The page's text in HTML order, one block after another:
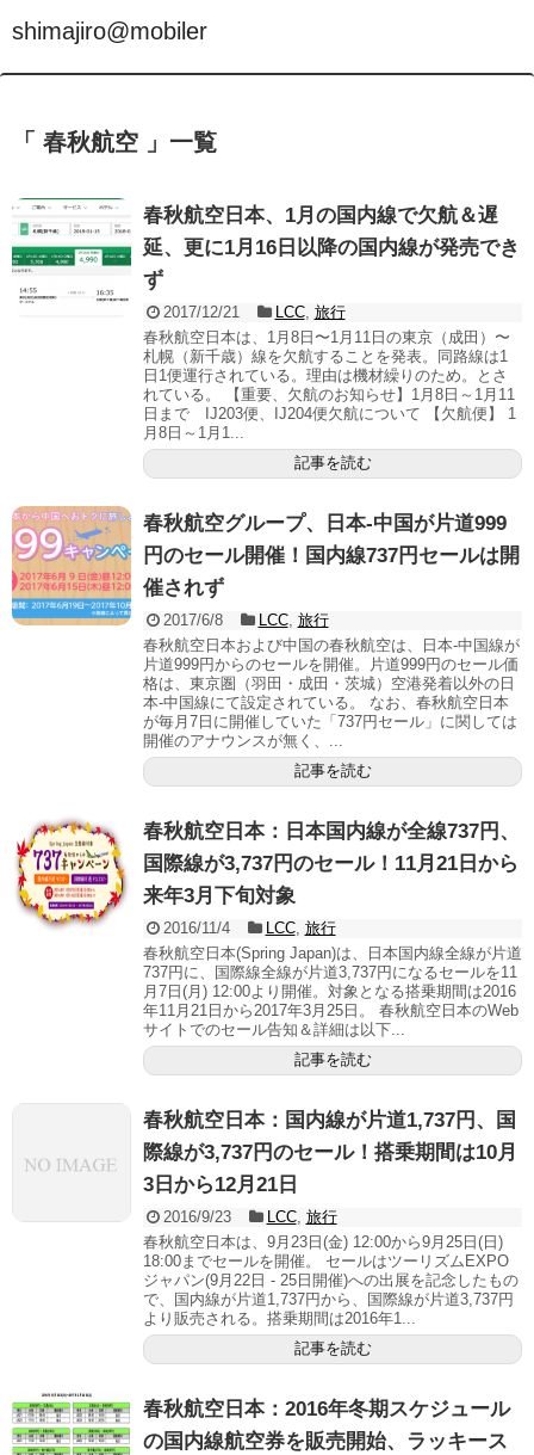
shimajiro@mobiler
「 春秋航空 」一覧
春秋航空日本、1月の国内線で欠航＆遅
延、更に1月16日以降の国内線が発売でき
ず
2017/12/21 LCC, 旅行
春秋航空日本は、1月8日〜1月11日の東京（成田）〜
札幌（新千歳）線を欠航することを発表。同路線は1
日1便運行されている。理由は機材繰りのため。とさ
れている。 【重要、欠航のお知らせ】1月8日～1月11
日まで IJ203便、IJ204便欠航について 【欠航便】 1
月8日～1月1...
記事を読む
春秋航空グループ、日本-中国が片道999
円のセール開催！国内線737円セールは開
催されず
2017/6/8 LCC, 旅行
春秋航空日本および中国の春秋航空は、日本-中国線が
片道999円からのセールを開催。片道999円のセール価
格は、東京圏（羽田・成田・茨城）空港発着以外の日
本-中国線にて設定されている。 なお、春秋航空日本
が毎月7日に開催していた「737円セール」に関しては
開催のアナウンスが無く、...
記事を読む
春秋航空日本：日本国内線が全線737円、
国際線が3,737円のセール！11月21日から
来年3月下旬対象
2016/11/4 LCC, 旅行
春秋航空日本(Spring Japan)は、日本国内線全線が片道
737円に、国際線全線が片道3,737円になるセールを11
月7日(月) 12:00より開催。対象となる搭乗期間は2016
年11月21日から2017年3月25日。 春秋航空日本のWeb
サイトでのセール告知＆詳細は以下...
記事を読む
春秋航空日本：国内線が片道1,737円、国
際線が3,737円のセール！搭乗期間は10月
3日から12月21日
2016/9/23 LCC, 旅行
春秋航空日本は、9月23日(金) 12:00から9月25日(日)
18:00までセールを開催。 セールはツーリズムEXPO
ジャパン(9月22日 - 25日開催)への出展を記念したもの
で、国内線が片道1,737円から、国際線が片道3,737円
より販売される。搭乗期間は2016年1...
記事を読む
春秋航空日本：2016年冬期スケジュール
の国内線航空券を販売開始、ラッキース